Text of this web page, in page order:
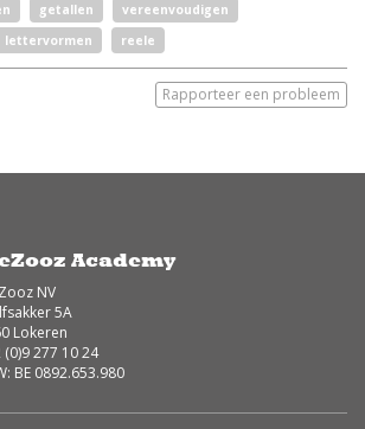
getallen
vereenvoudigen
lettervormen reele
Rapporteer een probleem
Academy
NV
5A
Lokeren
(0)9 277 10 24
BE 0892.653.980